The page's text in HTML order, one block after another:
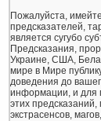
Пожалуйста,
предсказателей,
является сугубо
Предсказания,
Украине, США,
мире в Мире
доведения до
информации, и для
этих предсказаний,
экстрасенсов,